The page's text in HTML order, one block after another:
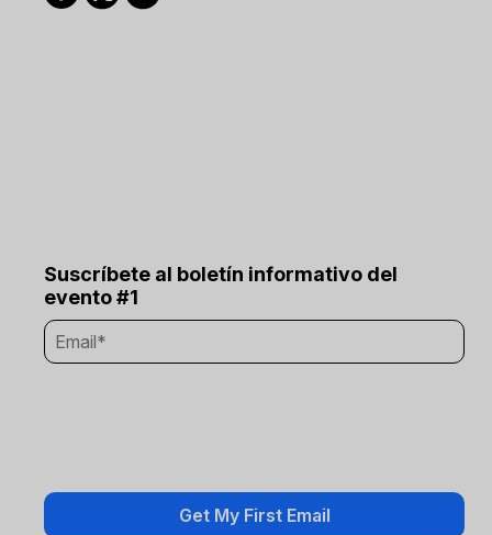
Suscríbete al boletín informativo del
evento #1